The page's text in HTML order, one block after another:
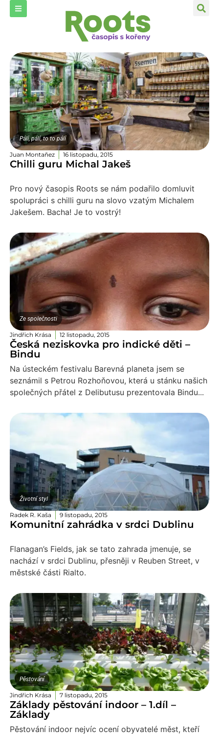
Pálí, pálí, to to pálí
Juan Montaňez 16 listopadu, 2015
Chilli guru Michal Jakeš
Pro nový časopis Roots se nám podařilo domluvit
spolupráci s chilli guru na slovo vzatým Michalem
Jakešem. Bacha! Je to vostrý!
Ze společnosti
Jindřich Krása 12 listopadu, 2015
Česká neziskovka pro indické děti –
Bindu
Na ústeckém festivalu Barevná planeta jsem se
seznámil s Petrou Rozhoňovou, která u stánku našich
společných přátel z Delibutusu prezentovala Bindu...
Životní styl
Radek R. Kaša 9 listopadu, 2015
Komunitní zahrádka v srdci Dublinu
Flanagan’s Fields, jak se tato zahrada jmenuje, se
nachází v srdci Dublinu, přesněji v Reuben Street, v
městské části Rialto.
Pěstování
Jindřich Krása 7 listopadu, 2015
Základy pěstování indoor – 1.díl –
Základy
Pěstování indoor nejvíc ocení obyvatelé měst, kteří